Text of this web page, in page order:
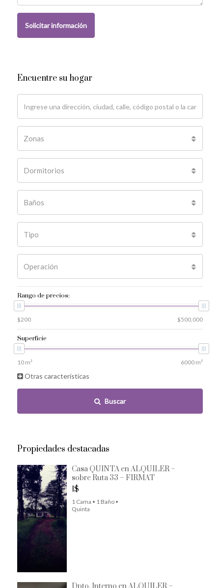
Solicitar información
Encuentre su hogar
Zonas
Dormitorios
Baños
Tipo
Operación
Rango de precios:
Superficie
Otras características
Buscar
Propiedades destacadas
Casa QUINTA en ALQUILER –
sobre Ruta 33 – FIRMAT
1$
1 Cama • 1 Baño •
Quinta